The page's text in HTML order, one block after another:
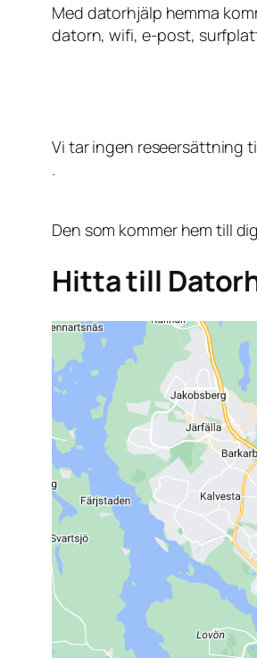
Med datorhjälp hemma
datorn, wifi, e-post,
Vi tar ingen reseersättning
.
Den som kommer hem till
Hitta till